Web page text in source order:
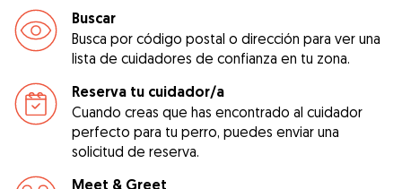
Buscar
Busca por código postal o dirección para ver una
lista de cuidadores de confianza en tu zona.
Reserva tu cuidador/a
Cuando creas que has encontrado al cuidador
perfecto para tu perro, puedes enviar una
solicitud de reserva.
Meet & Greet